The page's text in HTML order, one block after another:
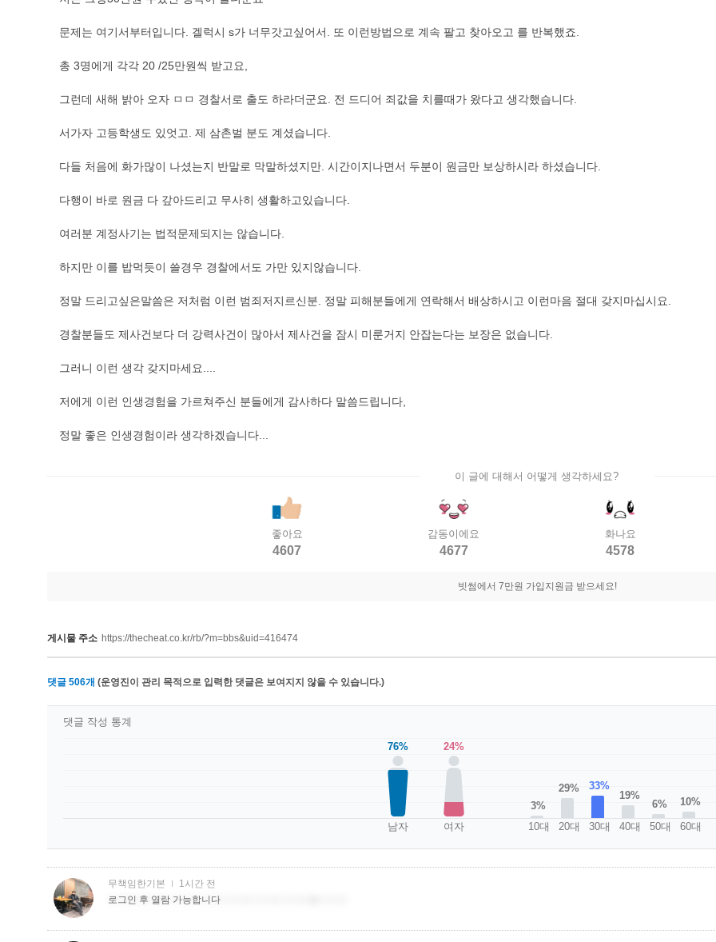
문제는 여기서부터입니다. 겔럭시 s가 너무갓고싶어서. 또 이런방법으로 계속 팔고 찾아오고 를 반복했죠.
총 3명에게 각각 20 /25만원씩 받고요,
그런데 새해 밝아 오자 ㅁㅁ 경찰서로 출도 하라더군요. 전 드디어 죄값을 치를때가 왔다고 생각했습니다.
서가자 고등학생도 있엇고. 제 삼촌벌 분도 계셨습니다.
다들 처음에 화가많이 나셨는지 반말로 막말하셨지만. 시간이지나면서 두분이 원금만 보상하시라 하셨습니다.
다행이 바로 원금 다 갚아드리고 무사히 생활하고있습니다.
여러분 계정사기는 법적문제되지는 않습니다.
하지만 이를 밥먹듯이 쓸경우 경찰에서도 가만 있지않습니다.
정말 드리고싶은말씀은 저처럼 이런 범죄저지르신분. 정말 피해분들에게 연락해서 배상하시고 이런마음 절대 갖지마십시요.
경찰분들도 제사건보다 더 강력사건이 많아서 제사건을 잠시 미룬거지 안잡는다는 보장은 없습니다.
그러니 이런 생각 갖지마세요....
저에게 이런 인생경험을 가르쳐주신 분들에게 감사하다 말씀드립니다,
정말 좋은 인생경험이라 생각하겠습니다...
이 글에 대해서 어떻게 생각하세요?
좋아요
4607
감동이에요
4677
화나요
4578
빗썸에서 7만원 가입지원금 받으세요!
게시물 주소 https://thecheat.co.kr/rb/?m=bbs&uid=416474
댓글 506개 (운영진이 관리 목적으로 입력한 댓글은 보여지지 않을 수 있습니다.)
76%
남자
24%
여자
3%
10대
29%
20대
33%
30대
19%
40대
6%
50대
10%
60대
댓글 작성 통계